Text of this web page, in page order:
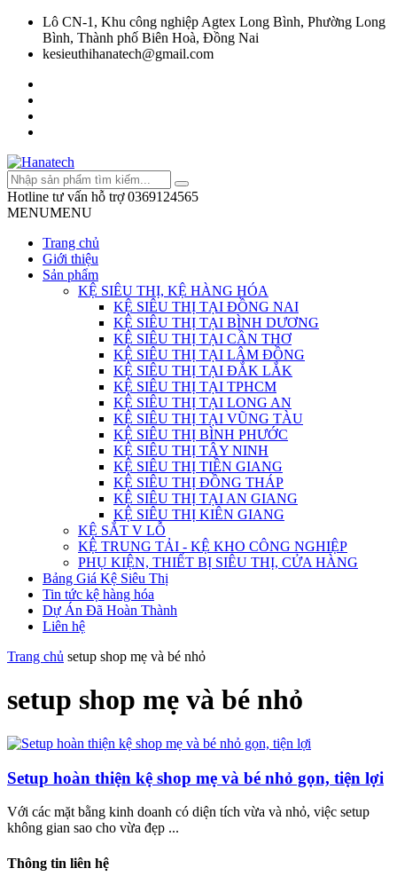
Lô CN-1, Khu công nghiệp Agtex Long Bình, Phường Long
Bình, Thành phố Biên Hoà, Đồng Nai
kesieuthihanatech@gmail.com
Hotline tư vấn hỗ trợ 0369124565
MENUMENU
Trang chủ
Giới thiệu
Sản phẩm
KỆ SIÊU THỊ, KỆ HÀNG HÓA
KỆ SIÊU THỊ TẠI ĐỒNG NAI
KỆ SIÊU THỊ TẠI BÌNH DƯƠNG
KỆ SIÊU THỊ TẠI CẦN THƠ
KỆ SIÊU THỊ TẠI LÂM ĐỒNG
KỆ SIÊU THỊ TẠI ĐẮK LẮK
KỆ SIÊU THỊ TẠI TPHCM
KỆ SIÊU THỊ TẠI LONG AN
KỆ SIÊU THỊ TẠI VŨNG TÀU
KỆ SIÊU THỊ BÌNH PHƯỚC
KỆ SIÊU THỊ TÂY NINH
KỆ SIÊU THỊ TIỀN GIANG
KỆ SIÊU THỊ ĐỒNG THÁP
KỆ SIÊU THỊ TẠI AN GIANG
KỆ SIÊU THỊ KIÊN GIANG
KỆ SẮT V LỖ
KỆ TRUNG TẢI - KỆ KHO CÔNG NGHIỆP
PHỤ KIỆN, THIẾT BỊ SIÊU THỊ, CỬA HÀNG
Bảng Giá Kệ Siêu Thị
Tin tức kệ hàng hóa
Dự Án Đã Hoàn Thành
Liên hệ
Trang chủ setup shop mẹ và bé nhỏ
setup shop mẹ và bé nhỏ
Setup hoàn thiện kệ shop mẹ và bé nhỏ gọn, tiện lợi
Với các mặt bằng kinh doanh có diện tích vừa và nhỏ, việc setup
không gian sao cho vừa đẹp ...
Thông tin liên hệ